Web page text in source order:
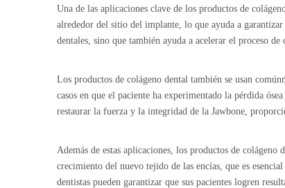
Una de las aplicaciones clave de los productos de
alrededor del sitio del implante, lo que ayuda a
dentales, sino que también ayuda a acelerar el proceso de
Los productos de colágeno dental también se usan
casos en que el paciente ha experimentado la pérdida
restaurar la fuerza y ​​la integridad de la Jawbone,
Además de estas aplicaciones, los productos de
crecimiento del nuevo tejido de las encías, que es
dentistas pueden garantizar que sus pacientes logren